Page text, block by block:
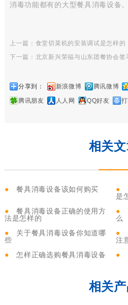
消毒功能都有的大型餐具消毒设备。
上一篇：食堂切菜机的安装调试是怎样的
下一篇：北京新兴荣福与山东团餐协会签
分享到： 新浪微博 腾讯微博
腾讯朋友
人人网 QQ好友
相关
●餐具消毒设备该如何购买 ●
是
●餐具消毒设备正确的使用方
法是怎样的
●
么
● 关于餐具消毒设备你知道哪
些
●
注
●怎样正确选购餐具消毒设备 ●
相关